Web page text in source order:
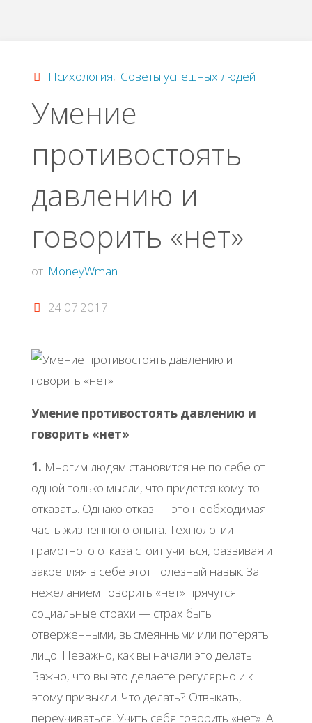
Психология, Советы успешных людей
Умение
противостоять
давлению и
говорить «нет»
от MoneyWman
24.07.2017
Умение противостоять давлению и
говорить «нет»
1. Многим людям становится не по себе от
одной только мысли, что придется кому-то
отказать. Однако отказ — это необходимая
часть жизненного опыта. Технологии
грамотного отказа стоит учиться, развивая и
закрепляя в себе этот полезный навык. За
нежеланием говорить «нет» прячутся
социальные страхи — страх быть
отверженными, высмеянными или потерять
лицо. Неважно, как вы начали это делать.
Важно, что вы это делаете регулярно и к
этому привыкли. Что делать? Отвыкать,
переучиваться. Учить себя говорить «нет». А